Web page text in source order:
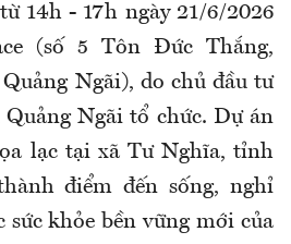
14h - 17h ngày 21/6/2026
(số 5 Tôn Đức Thắng,
Ngãi), do chủ đầu tư
Ngãi tổ chức. Dự án
lạc tại xã Tư Nghĩa, tỉnh
điểm đến sống, nghỉ
sức khỏe bền vững mới của